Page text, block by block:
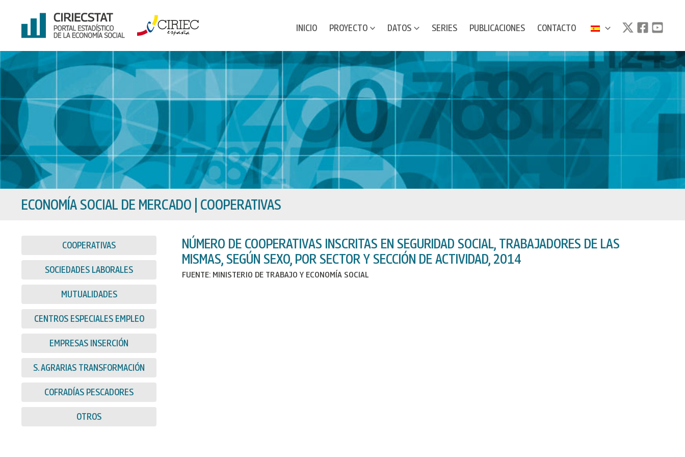
INICIO PROYECTO DATOS SERIES PUBLICACIONES CONTACTO
ECONOMÍA SOCIAL DE MERCADO COOPERATIVAS
COOPERATIVAS
SOCIEDADES LABORALES
MUTUALIDADES
CENTROS ESPECIALES EMPLEO
EMPRESAS INSERCIÓN
S. AGRARIAS TRANSFORMACIÓN
COFRADÍAS PESCADORES
OTROS
NÚMERO DE COOPERATIVAS INSCRITAS EN SEGURIDAD SOCIAL, TRABAJADORES DE LAS
MISMAS, SEGÚN SEXO, POR SECTOR Y SECCIÓN DE ACTIVIDAD, 2014
FUENTE: MINISTERIO DE TRABAJO Y ECONOMÍA SOCIAL